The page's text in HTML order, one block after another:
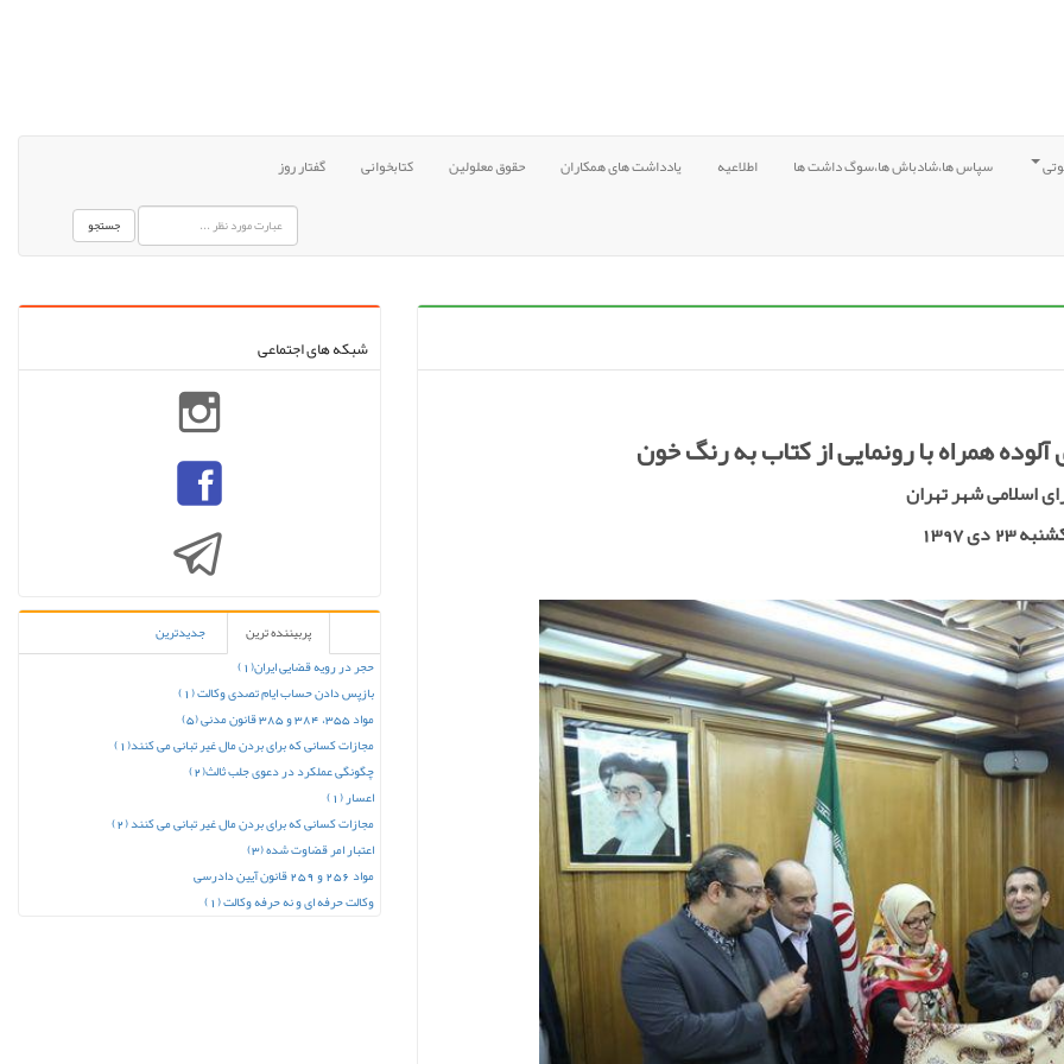
سپاس ها،شادباش ها،سوگ داشت ها اطلاعیه یادداشت های همکاران حقوق معلولین کتابخوانی گفتار روز
جستجو
همراه با رونمایی از کتاب به رنگ خون
اسلامی شهر تهران
23 دی 1397
شبکه های اجتماعی
پربیننده ترین
جدیدترین
حجر در رویه قضایی ایران(1)
بازپس دادن حساب ایام تصدی وکالت (1)
مواد 355، 384 و 385 قانون مدنی (5)
مجازات کسانی که برای بردن مال غیر تبانی می کنند(1)
چگونگی عملکرد در دعوی جلب ثالث(2)
اعسار (1)
مجازات کسانی که برای بردن مال غیر تبانی می کنند (2)
اعتبار امر قضاوت شده (3)
مواد 256 و 259 قانون آیین دادرسی
وکالت حرفه ای و نه حرفه وکالت (1)